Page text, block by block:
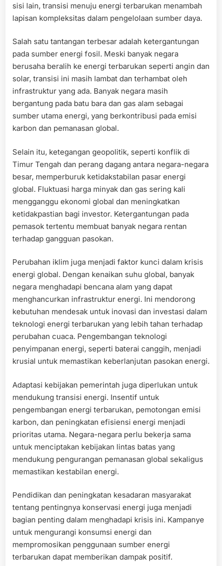
sisi lain, transisi menuju energi terbarukan menambah
lapisan kompleksitas dalam pengelolaan sumber daya.
Salah satu tantangan terbesar adalah ketergantungan
pada sumber energi fosil. Meski banyak negara
berusaha beralih ke energi terbarukan seperti angin dan
solar, transisi ini masih lambat dan terhambat oleh
infrastruktur yang ada. Banyak negara masih
bergantung pada batu bara dan gas alam sebagai
sumber utama energi, yang berkontribusi pada emisi
karbon dan pemanasan global.
Selain itu, ketegangan geopolitik, seperti konflik di
Timur Tengah dan perang dagang antara negara-negara
besar, memperburuk ketidakstabilan pasar energi
global. Fluktuasi harga minyak dan gas sering kali
mengganggu ekonomi global dan meningkatkan
ketidakpastian bagi investor. Ketergantungan pada
pemasok tertentu membuat banyak negara rentan
terhadap gangguan pasokan.
Perubahan iklim juga menjadi faktor kunci dalam krisis
energi global. Dengan kenaikan suhu global, banyak
negara menghadapi bencana alam yang dapat
menghancurkan infrastruktur energi. Ini mendorong
kebutuhan mendesak untuk inovasi dan investasi dalam
teknologi energi terbarukan yang lebih tahan terhadap
perubahan cuaca. Pengembangan teknologi
penyimpanan energi, seperti baterai canggih, menjadi
krusial untuk memastikan keberlanjutan pasokan energi.
Adaptasi kebijakan pemerintah juga diperlukan untuk
mendukung transisi energi. Insentif untuk
pengembangan energi terbarukan, pemotongan emisi
karbon, dan peningkatan efisiensi energi menjadi
prioritas utama. Negara-negara perlu bekerja sama
untuk menciptakan kebijakan lintas batas yang
mendukung pengurangan pemanasan global sekaligus
memastikan kestabilan energi.
Pendidikan dan peningkatan kesadaran masyarakat
tentang pentingnya konservasi energi juga menjadi
bagian penting dalam menghadapi krisis ini. Kampanye
untuk mengurangi konsumsi energi dan
mempromosikan penggunaan sumber energi
terbarukan dapat memberikan dampak positif.